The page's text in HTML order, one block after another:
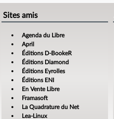
Sites amis
Agenda du Libre
April
Éditions D-BookeR
Éditions Diamond
Éditions Eyrolles
Éditions ENI
En Vente Libre
Framasoft
La Quadrature du Net
Lea-Linux